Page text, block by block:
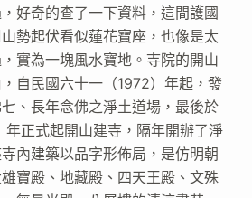
好奇的查了一下資料，這間護國
勢起伏看似蓮花寶座，也像是太
實為一塊風水寶地。寺院的開山
自民國六十一（1972）年起，發
、長年念佛之淨土道場，最後於
年正式起開山建寺，隔年開辦了淨
內建築以品字形佈局，是仿明朝
寶殿、地藏殿、四天王殿、文殊